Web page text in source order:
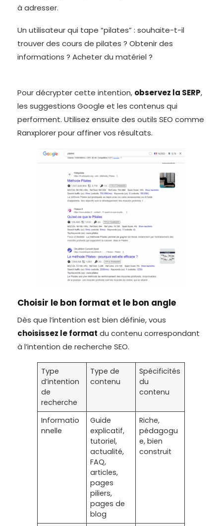
à adresser.
Un utilisateur qui tape “pilates” : souhaite-t-il
trouver des cours de pilates ? Obtenir des
informations ? Acheter du matériel ?
Pour décrypter cette intention, observez la SERP,
les suggestions Google et les contenus qui
performent. Utilisez ensuite des outils SEO comme
Ranxplorer pour affiner vos résultats.
Choisir le bon format et le bon angle
Dès que l’intention est bien définie, vous
choisissez le format du contenu correspondant
à l’intention de recherche SEO.
Type
d’intention
de
recherche
Type de
contenu
Spécificités
du
contenu
Informatio
nnelle
Guide
explicatif,
tutoriel,
actualité,
FAQ,
articles,
pages
piliers,
pages de
blog
Riche,
pédagogu
e, bien
construit